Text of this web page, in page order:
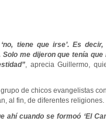
tiene que irse’. Es
me dijeron que tenía
, aprecia Guillermo,
de chicos evangelistas
al fin, de diferentes religiones.
ahí cuando se formoó ‘El